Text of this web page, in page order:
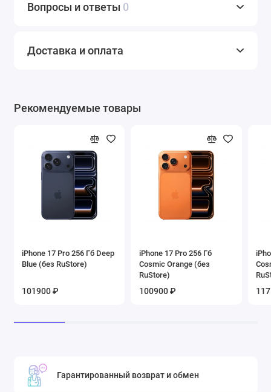
Вопросы и ответы 0
Доставка и оплата
Рекомендуемые товары
iPhone 17 Pro 256 Гб Deep
Blue (без RuStore)
101900 ₽
iPhone 17 Pro 256 Гб
Cosmic Orange (без
RuStore)
100900 ₽
Гарантированный возврат и обмен